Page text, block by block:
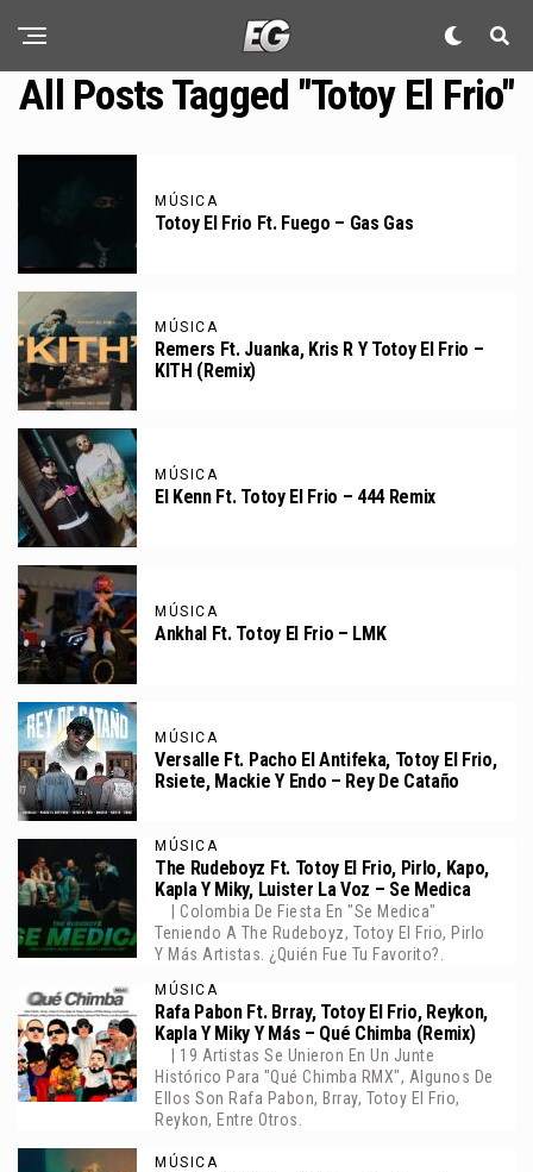
All Posts Tagged "Totoy El Frio"
MÚSICA
Totoy El Frio Ft. Fuego – Gas Gas
MÚSICA
Remers Ft. Juanka, Kris R Y Totoy El Frio –
KITH (Remix)
MÚSICA
El Kenn Ft. Totoy El Frio – 444 Remix
MÚSICA
Ankhal Ft. Totoy El Frio – LMK
MÚSICA
Versalle Ft. Pacho El Antifeka, Totoy El Frio,
Rsiete, Mackie Y Endo – Rey De Cataño
MÚSICA
The Rudeboyz Ft. Totoy El Frio, Pirlo, Kapo,
Kapla Y Miky, Luister La Voz – Se Medica
| Colombia De Fiesta En "Se Medica"
Teniendo A The Rudeboyz, Totoy El Frio, Pirlo
Y Más Artistas. ¿Quién Fue Tu Favorito?.
MÚSICA
Rafa Pabon Ft. Brray, Totoy El Frio, Reykon,
Kapla Y Miky Y Más – Qué Chimba (Remix)
| 19 Artistas Se Unieron En Un Junte
Histórico Para "Qué Chimba RMX", Algunos De
Ellos Son Rafa Pabon, Brray, Totoy El Frio,
Reykon, Entre Otros.
MÚSICA